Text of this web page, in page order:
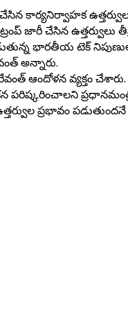
జారీ చేసిన
భారతీయ టెక్
అన్నారు.
రేవంత్ ఆందోళన
ప్రధానమంత్రి
ప్రభావం